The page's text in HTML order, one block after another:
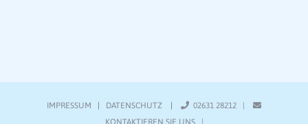
IMPRESSUM DATENSCHUTZ
02631 28212 |